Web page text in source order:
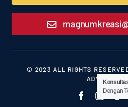
© 2023 ALL RIGHTS
Dengan